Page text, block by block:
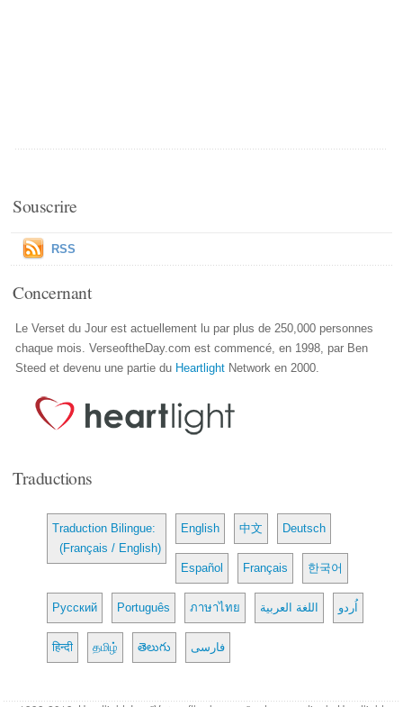
Souscrire
RSS
Concernant
Le Verset du Jour est actuellement lu par plus de 250,000 personnes
chaque mois. VerseoftheDay.com est commencé, en 1998, par Ben
Steed et devenu une partie du Heartlight Network en 2000.
Traductions
Traduction Bilingue:
(Français / English)
English 中文 Deutsch
Español Français 한국어
Русский Português ภาษาไทย اللغة العربية اُردو
हिन्दी தமிழ் తెలుగు فارسی